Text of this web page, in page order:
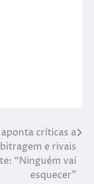
críticas a
e rivais
“Ninguém vai
esquecer”